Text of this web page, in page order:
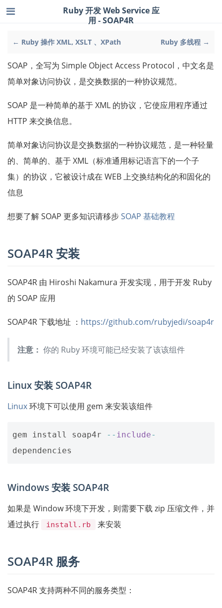
← Ruby 操作 XML, XSLT 、XPath Ruby 多线程 →
Ruby 开发 Web Service 应
用 - SOAP4R
SOAP，全写为 Simple Object Access Protocol，中文名是
简单对象访问协议，是交换数据的一种协议规范。
SOAP 是一种简单的基于 XML 的协议，它使应用程序通过
HTTP 来交换信息。
简单对象访问协议是交换数据的一种协议规范，是一种轻量
的、简单的、基于 XML（标准通用标记语言下的一个子
集）的协议，它被设计成在 WEB 上交换结构化的和固化的
信息
想要了解 SOAP 更多知识请移步SOAP 基础教程
SOAP4R 安装
SOAP4R 由 Hiroshi Nakamura 开发实现，用于开发 Ruby
的 SOAP 应用
SOAP4R 下载地址 ： https://github.com/rubyjedi/soap4r
注意： 你的 Ruby 环境可能已经安装了该该组件
Linux 安装 SOAP4R
Linux环境下可以使用 gem 来安装该组件
gem install soap4r -- include-
dependencies
Windows 安装 SOAP4R
如果是 Window 环境下开发，则需要下载 zip 压缩文件，并
通过执行
install.rb 来安装
SOAP4R 服务
SOAP4R 支持两种不同的服务类型：